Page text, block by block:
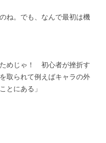
ね。でも、なんで最初は機
ためじゃ！ 初心者が挫折す
取られて例えばキャラの外
とにある」